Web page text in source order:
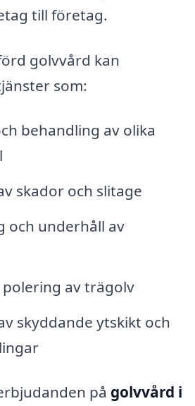
till företag.
golvvård kan
som:
behandling av olika
skador och slitage
och underhåll av
polering av trägolv
skyddande ytskikt och
på golvvård i